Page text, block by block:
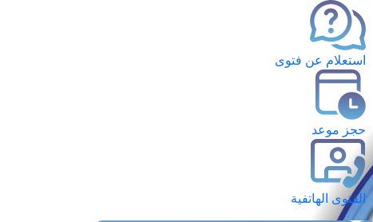
استعلام عن فتوى
حجز موعد
الفتوى الهاتفية